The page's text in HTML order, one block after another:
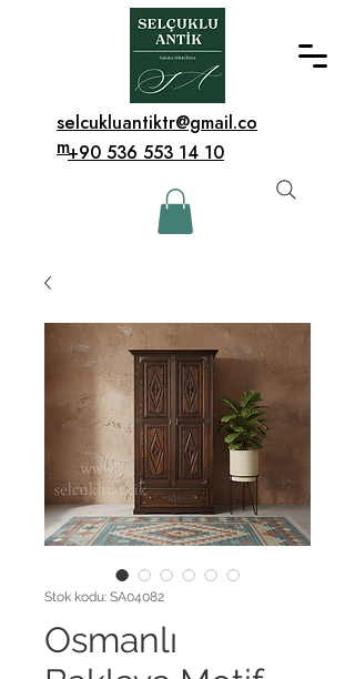
+90 536 553 14 10
selcukluantiktr@gmail.co
m
Stok kodu: SA04082
Osmanlı